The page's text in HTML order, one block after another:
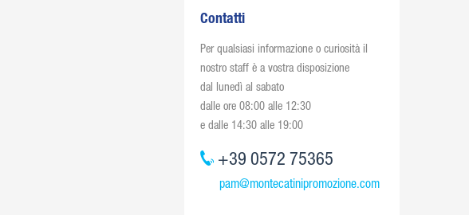
Contatti
Per qualsiasi informazione o curiosità il
nostro staff è a vostra disposizione
dal lunedì al sabato
dalle ore 08:00 alle 12:30
e dalle 14:30 alle 19:00
+39 0572 75365
pam@montecatinipromozione.com